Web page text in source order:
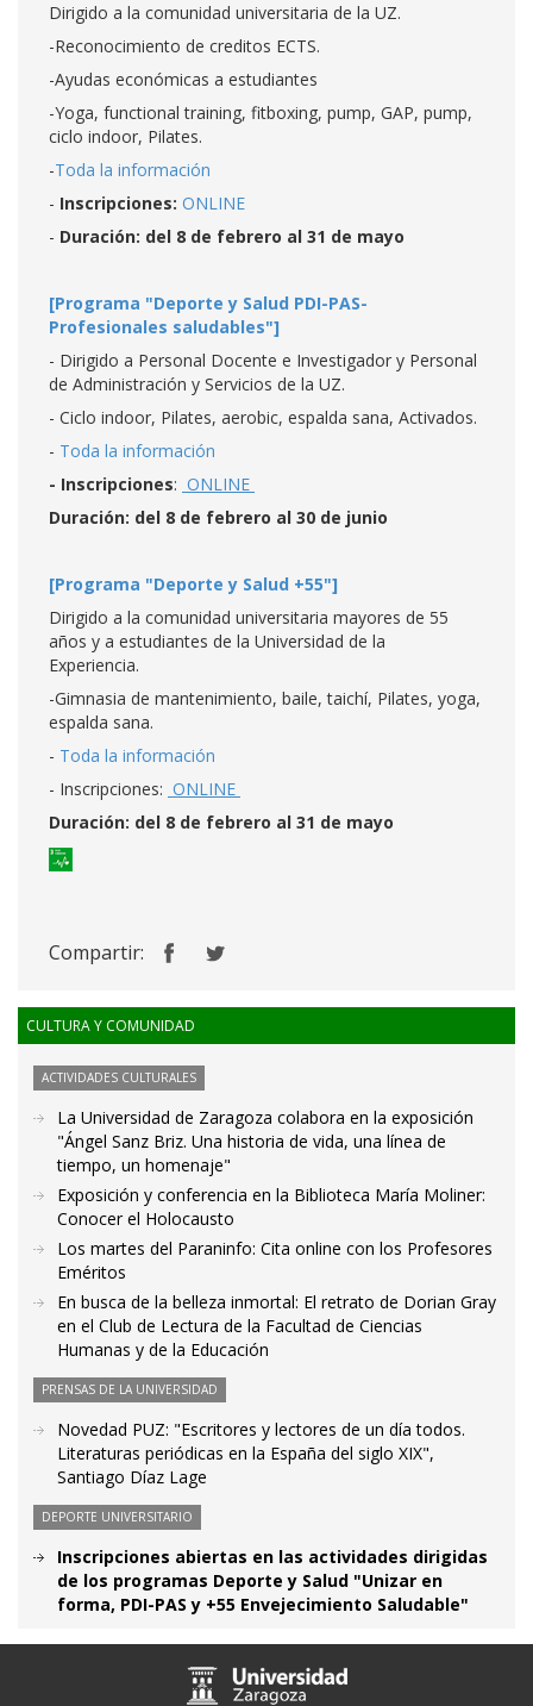
Dirigido a la comunidad universitaria de la UZ.
-Reconocimiento de creditos ECTS.
-Ayudas económicas a estudiantes
-Yoga, functional training, fitboxing, pump, GAP, pump,
ciclo indoor, Pilates.
-Toda la información
- Inscripciones: ONLINE
- Duración: del 8 de febrero al 31 de mayo
[Programa "Deporte y Salud PDI-PAS-
Profesionales saludables"]
- Dirigido a Personal Docente e Investigador y Personal
de Administración y Servicios de la UZ.
- Ciclo indoor, Pilates, aerobic, espalda sana, Activados.
- Toda la información
- Inscripciones: ONLINE
Duración: del 8 de febrero al 30 de junio
[Programa "Deporte y Salud +55"]
Dirigido a la comunidad universitaria mayores de 55
años y a estudiantes de la Universidad de la
Experiencia.
-Gimnasia de mantenimiento, baile, taichí, Pilates, yoga,
espalda sana.
- Toda la información
- Inscripciones: ONLINE
Duración: del 8 de febrero al 31 de mayo
Compartir:
CULTURA Y COMUNIDAD
ACTIVIDADES CULTURALES
La Universidad de Zaragoza colabora en la exposición
"Ángel Sanz Briz. Una historia de vida, una línea de
tiempo, un homenaje"
Exposición y conferencia en la Biblioteca María Moliner:
Conocer el Holocausto
Los martes del Paraninfo: Cita online con los Profesores
Eméritos
En busca de la belleza inmortal: El retrato de Dorian Gray
en el Club de Lectura de la Facultad de Ciencias
Humanas y de la Educación
PRENSAS DE LA UNIVERSIDAD
Novedad PUZ: "Escritores y lectores de un día todos.
Literaturas periódicas en la España del siglo XIX",
Santiago Díaz Lage
DEPORTE UNIVERSITARIO
Inscripciones abiertas en las actividades dirigidas
de los programas Deporte y Salud "Unizar en
forma, PDI-PAS y +55 Envejecimiento Saludable"